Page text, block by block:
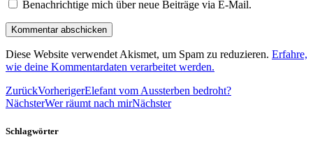
Benachrichtige mich über neue Beiträge via E-Mail.
Diese Website verwendet Akismet, um Spam zu reduzieren. Erfahre,
wie deine Kommentardaten verarbeitet werden.
ZurückVorherigerElefant vom Aussterben bedroht?
NächsterWer räumt nach mirNächster
Schlagwörter